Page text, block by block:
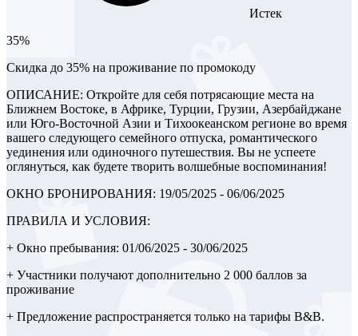
Истек
35%
Скидка до 35% на проживание по промокоду
ОПИСАНИЕ: Откройте для себя потрясающие места на
Ближнем Востоке, в Африке, Турции, Грузии, Азербайджане
или Юго-Восточной Азии и Тихоокеанском регионе во время
вашего следующего семейного отпуска, романтического
уединения или одиночного путешествия. Вы не успеете
оглянуться, как будете творить волшебные воспоминания!
ОКНО БРОНИРОВАНИЯ: 19/05/2025 - 06/06/2025
ПРАВИЛА И УСЛОВИЯ:
+ Окно пребывания: 01/06/2025 - 30/06/2025
+ Участники получают дополнительно 2 000 баллов за
проживание
+ Предложение распространяется только на тарифы B&B.